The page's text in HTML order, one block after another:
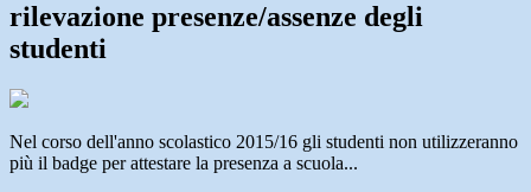
rilevazione presenze/assenze degli
studenti
Nel corso dell'anno scolastico 2015/16 gli studenti non utilizzeranno
più il badge per attestare la presenza a scuola...